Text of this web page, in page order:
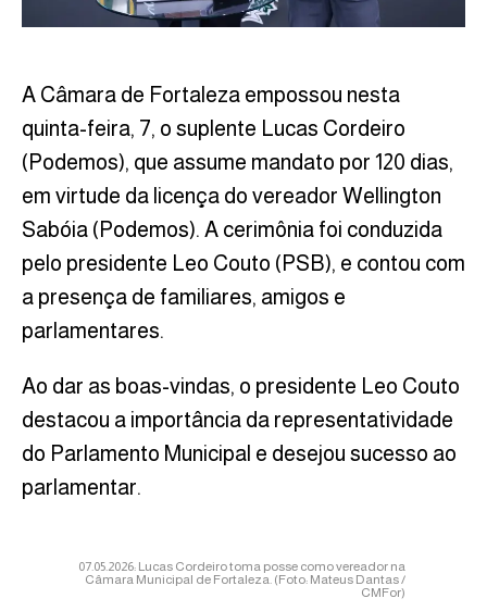
A Câmara de Fortaleza empossou nesta
quinta-feira, 7, o suplente Lucas Cordeiro
(Podemos), que assume mandato por 120 dias,
em virtude da licença do vereador Wellington
Sabóia (Podemos). A cerimônia foi conduzida
pelo presidente Leo Couto (PSB), e contou com
a presença de familiares, amigos e
parlamentares.
Ao dar as boas-vindas, o presidente Leo Couto
destacou a importância da representatividade
do Parlamento Municipal e desejou sucesso ao
parlamentar.
07.05.2026: Lucas Cordeiro toma posse como vereador na
Câmara Municipal de Fortaleza. (Foto: Mateus Dantas /
CMFor)